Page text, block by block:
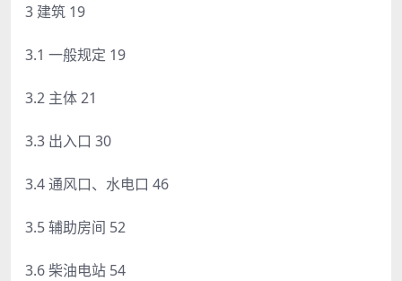
3 建筑 19
3.1 一般规定 19
3.2 主体 21
3.3 出入口 30
3.4 通风口、水电口 46
3.5 辅助房间 52
3.6 柴油电站 54